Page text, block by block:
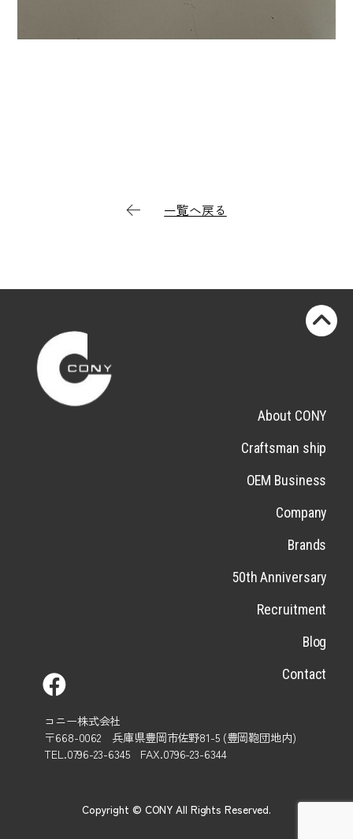
一覧へ戻る
About CONY
Craftsman ship
OEM Business
Company
Brands
50th Anniversary
Recruitment
Blog
Contact
コニー株式会社
〒668-0062 兵庫県豊岡市佐野81-5 (豊岡鞄団地内)
TEL.0796-23-6345 FAX.0796-23-6344
Copyright © CONY All Rights Reserved.